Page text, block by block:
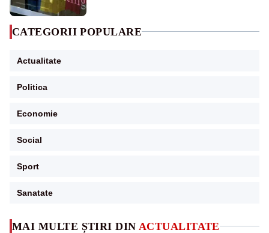
MAI MULTE ȘTIRI DIN ACTUALITATE
CATEGORII POPULARE
Actualitate
Politica
Economie
Social
Sport
Sanatate